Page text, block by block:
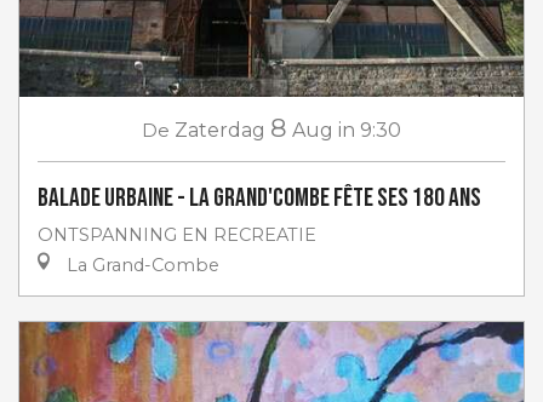
De Zaterdag 8 Aug in 9:30
Balade urbaine - La Grand'Combe fête ses 180 ans
ONTSPANNING EN RECREATIE
La Grand-Combe